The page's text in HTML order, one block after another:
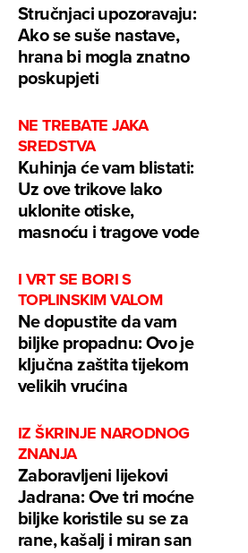
Stručnjaci upozoravaju:
Ako se suše nastave,
hrana bi mogla znatno
poskupjeti
NE TREBATE JAKA
SREDSTVA
Kuhinja će vam blistati:
Uz ove trikove lako
uklonite otiske,
masnoću i tragove vode
I VRT SE BORI S
TOPLINSKIM VALOM
Ne dopustite da vam
biljke propadnu: Ovo je
ključna zaštita tijekom
velikih vrućina
IZ ŠKRINJE NARODNOG
ZNANJA
Zaboravljeni lijekovi
Jadrana: Ove tri moćne
biljke koristile su se za
rane, kašalj i miran san